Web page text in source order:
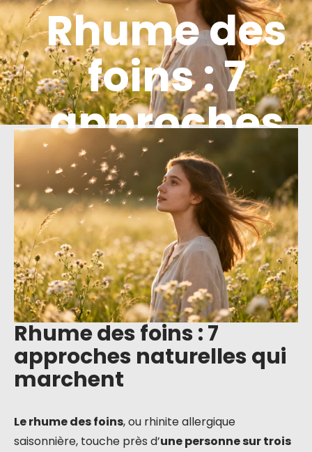
Rhume des
foins : 7
approches
naturelles
qui
marchent
Rhume des foins : 7
approches naturelles qui
marchent
Le rhume des foins, ou rhinite allergique
saisonnière, touche près d’une personne sur trois